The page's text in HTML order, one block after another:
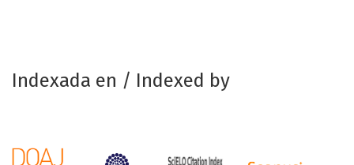
Indexada en / Indexed by